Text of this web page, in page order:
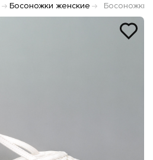
Босоножки женские Босоножки